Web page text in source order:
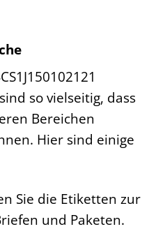
so vielseitig, dass
Bereichen
Hier sind einige
Sie die Etiketten zur
und Paketen.